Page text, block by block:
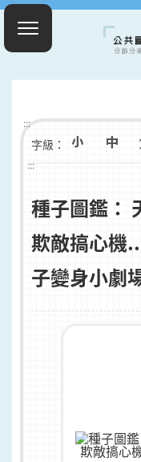
:::
字級：
:::
種子圖鑑：
欺敵搞心機
子變身小劇